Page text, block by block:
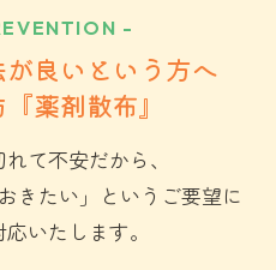
-
良いという方へ
薬剤散布』
て不安だから、
きたい」 というご要望に
いたします。